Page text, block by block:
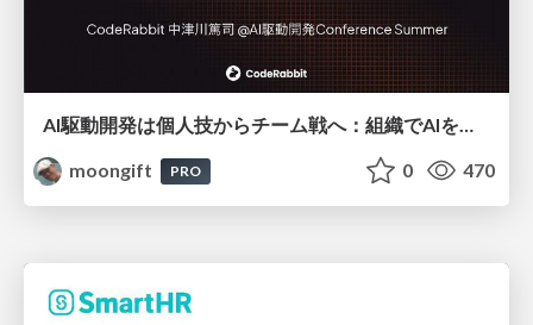
AI駆動開発は個人技からチーム戦へ：組織でAIを使いこなすための実践設計
moongift
PRO 0 470